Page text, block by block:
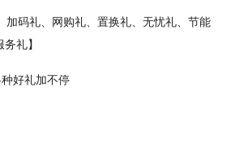
加码礼、网购礼、置换礼、无忧礼、节能
礼】
好礼加不停